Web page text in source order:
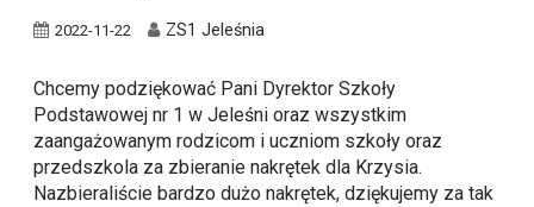
2022-11-22 ZS1 Jeleśnia
Chcemy podziękować Pani Dyrektor Szkoły
Podstawowej nr 1 w Jeleśni oraz wszystkim
zaangażowanym rodzicom i uczniom szkoły oraz
przedszkola za zbieranie nakrętek dla Krzysia.
Nazbieraliście bardzo dużo nakrętek, dziękujemy za tak